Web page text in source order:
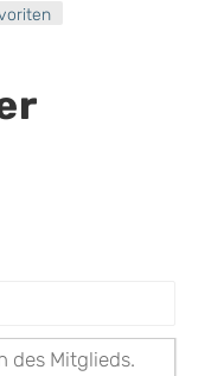
des Mitglieds.